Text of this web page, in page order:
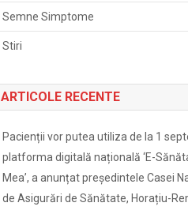
Semne Simptome
Stiri
ARTICOLE RECENTE
Pacienții vor putea utiliza de la 1
platforma digitală națională ‘E-
Mea’, a anunțat președintele Casei
de Asigurări de Sănătate, Horațiu-